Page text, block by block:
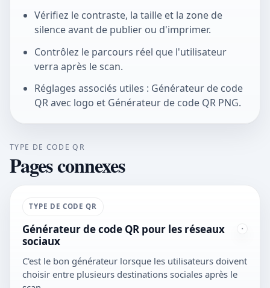
Vérifiez le contraste, la taille et la zone de
silence avant de publier ou d'imprimer.
Contrôlez le parcours réel que l'utilisateur
verra après le scan.
Réglages associés utiles : Générateur de code
QR avec logo et Générateur de code QR PNG.
TYPE DE CODE QR
Pages connexes
TYPE DE CODE QR
Générateur de code QR pour les réseaux
sociaux
C'est le bon générateur lorsque les utilisateurs doivent
choisir entre plusieurs destinations sociales après le